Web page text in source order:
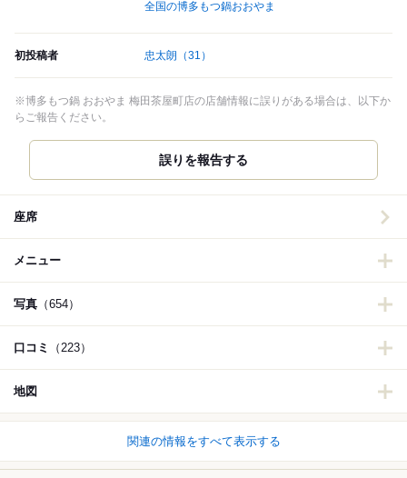
全国の博多もつ鍋おおやま
初投稿者 忠太朗 （31）
※博多もつ鍋 おおやま 梅田茶屋町店の店舗情報に誤りがある場合は、以下か
らご報告ください。
誤りを報告する
座席
メニュー
写真 （654）
口コミ （223）
地図
関連の情報をすべて表示する